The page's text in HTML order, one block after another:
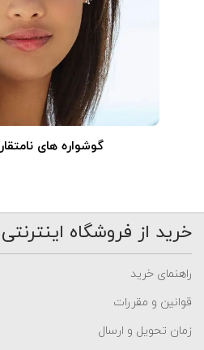
گوشواره های
خرید از فروشگاه
راهنمای خرید
قوانین و مقررات
زمان تحویل و ارسال